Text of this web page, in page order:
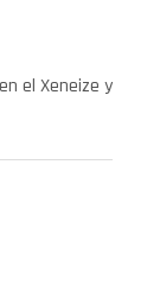
el Xeneize y